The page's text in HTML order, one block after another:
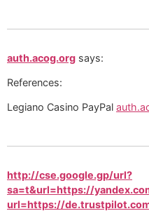
auth.acog.org says:
References:
Legiano Casino PayPal
http://cse.google.gp/url?
sa=t&url=https://
url=https://